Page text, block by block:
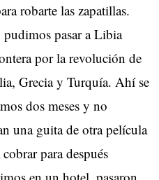
robarte las zapatillas.
pasar a Libia
por la revolución de
Grecia y Turquía. Ahí se
dos meses y no
una guita de otra película
para después